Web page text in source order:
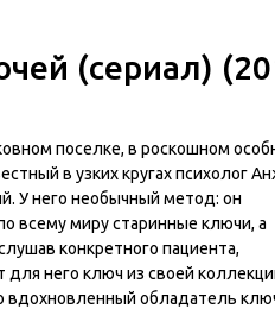
(сериал)
поселке, в роскошном
в узких кругах психолог
У него необычный метод: он
всему миру старинные ключи, а
конкретного пациента,
для него ключ из своей
вдохновленный обладатель